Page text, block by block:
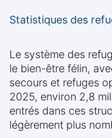
Statistiques des
Le système des
le bien-être félin,
secours et refuges
2025, environ 2,8
entrés dans ces
légèrement plus